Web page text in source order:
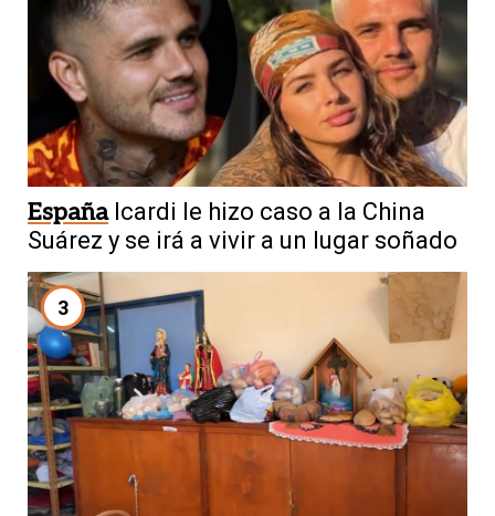
España Icardi le hizo caso a la China
Suárez y se irá a vivir a un lugar soñado
3